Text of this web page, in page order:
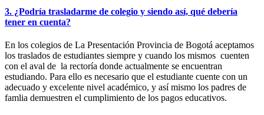
3. ¿Podría trasladarme de colegio y siendo así, qué debería
tener en cuenta?
En los colegios de La Presentación Provincia de Bogotá aceptamos
los traslados de estudiantes siempre y cuando los mismos cuenten
con el aval de la rectoría donde actualmente se encuentran
estudiando. Para ello es necesario que el estudiante cuente con un
adecuado y excelente nivel académico, y así mismo los padres de
famlia demuestren el cumplimiento de los pagos educativos.